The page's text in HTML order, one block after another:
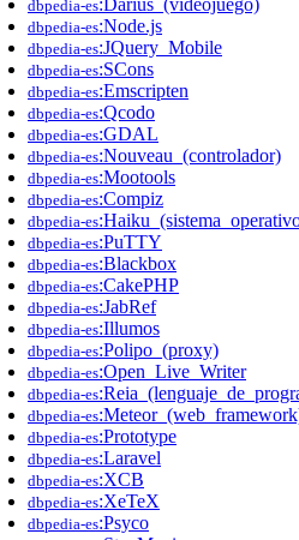
dbpedia-es
dbpedia-es:Node.js
dbpedia-es:JQuery_Mobile
dbpedia-es:SCons
dbpedia-es:Emscripten
dbpedia-es:Qcodo
dbpedia-es:GDAL
dbpedia-es:Nouveau_(controlador)
dbpedia-es:Mootools
dbpedia-es:Compiz
dbpedia-es
dbpedia-es:PuTTY
dbpedia-es:Blackbox
dbpedia-es:CakePHP
dbpedia-es:JabRef
dbpedia-es:Illumos
dbpedia-es:Polipo_(proxy)
dbpedia-es:Open_Live_Writer
dbpedia-es
dbpedia-es
dbpedia-es:Prototype
dbpedia-es:Laravel
dbpedia-es:XCB
dbpedia-es:XeTeX
dbpedia-es:Psyco